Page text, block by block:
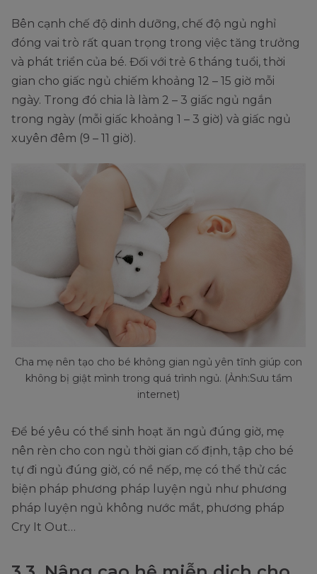
Bên cạnh chế độ dinh dưỡng, chế độ ngủ nghỉ
đóng vai trò rất quan trọng trong việc tăng trưởng
và phát triển của bé. Đối với trẻ 6 tháng tuổi, thời
gian cho giấc ngủ chiếm khoảng 12 – 15 giờ mỗi
ngày. Trong đó chia là làm 2 – 3 giấc ngủ ngắn
trong ngày (mỗi giấc khoảng 1 – 3 giờ) và giấc ngủ
xuyên đêm (9 – 11 giờ).
Cha mẹ nên tạo cho bé không gian ngủ yên tĩnh giúp con
không bị giật mình trong quá trình ngủ. (Ảnh:Sưu tầm
internet)
Để bé yêu có thể sinh hoạt ăn ngủ đúng giờ, mẹ
nên rèn cho con ngủ thời gian cố định, tập cho bé
tự đi ngủ đúng giờ, có nề nếp, mẹ có thể thử các
biện pháp phương pháp luyện ngủ như phương
pháp luyện ngủ không nước mắt, phương pháp
Cry It Out…